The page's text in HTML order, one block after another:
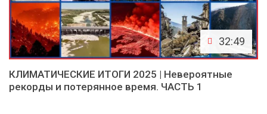
32:49
КЛИМАТИЧЕСКИЕ ИТОГИ 2025 | Невероятные
рекорды и потерянное время. ЧАСТЬ 1